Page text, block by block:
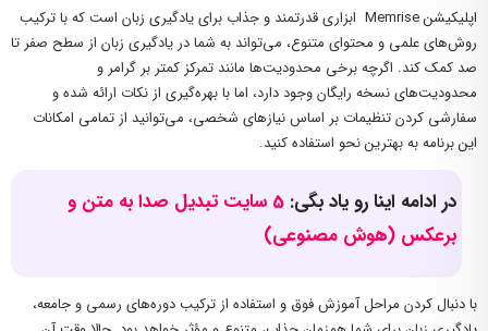
اپلیکیشن Memrise ابزاری قدرتمند و جذاب برای یادگیری زبان است که با ترکیب
روش‌های علمی و محتوای متنوع، می‌تواند به شما در یادگیری زبان از سطح صفر تا
صد کمک کند. اگرچه برخی محدودیت‌ها مانند تمرکز کمتر بر گرامر و
محدودیت‌های نسخه رایگان وجود دارد، اما با بهره‌گیری از نکات ارائه شده و
سفارشی کردن تنظیمات بر اساس نیازهای شخصی، می‌توانید از تمامی امکانات
این برنامه به بهترین نحو استفاده کنید.
در ادامه اینا رو یاد بگی: 5 سایت تبدیل صدا به متن و
برعکس (هوش مصنوعی)
با دنبال کردن مراحل آموزش فوق و استفاده از ترکیب دوره‌های رسمی و جامعه،